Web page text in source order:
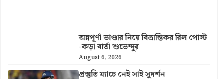
অন্নপূর্ণা ভাণ্ডার নিয়ে বিভ্রান্তিকর রিল পোস্ট
-কড়া বার্তা শুভেন্দুর
August 6, 2026
প্রস্তুতি ম্যাচে নেই সাই সুদর্শন